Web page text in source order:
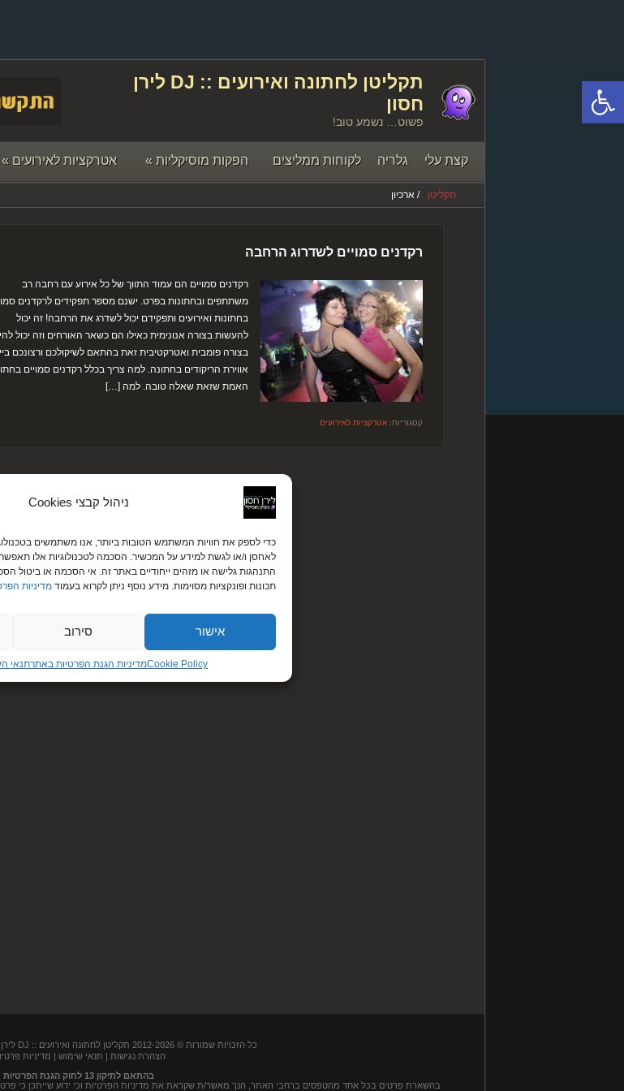
פתח סרגל נגישות
ניהול קבצי Cookies
לאחסן ו/או לגשת למידע על המכשיר. הסכמה לטכנולוגיות אלו תאפשר
התנהגות גלישה או מזהים ייחודיים באתר זה. אי הסכמה או ביטול
תכונות ופונקציות מסוימות. מידע נוסף ניתן לקרוא בעמודמדיניות
אישור סירוב
Cookie Policyמדיניות הגנת הפרטיות באתר​תנאי
תקליטן לחתונה ואירועים :: DJ לירן
חסון
פשוט… נשמע טוב!
קצת עלי גלריה לקוחות ממליצים הפקות מוסיקליות » אטרקציות לאירועים »
יצירת קשר
תקליטן / ארכיון
רקדנים סמויים לשדרוג הרחבה
רקדנים סמויים הם עמוד התווך של כל אירוע עם רחבה רב
משתתפים ובחתונות בפרט. ישנם מספר תפקידים לרקדנים
בחתונות ואירועים ותפקידם יכול לשדרג את הרחבה! זה יכול
להעשות בצורה אנונימית כאילו הם כשאר האורחים וזה יכול
בצורה פומבית ואטרקטיבית זאת בהתאם לשיקולכם ורצונכם
אווירת הריקודים בחתונה. למה צריך בכלל רקדנים סמויים
האמת שזאת שאלה טובה. למה […]
קטגוריות: אטרקציות לאירועים
כל הזכויות שמורות © 2012-2026 תקליטן לחתונה ואירועים :: DJ לירן חסון
הצהרת נגישות | תנאי שימוש | מדיניות
בהתאם לתיקון 13 לחוק הגנת הפרטיות
בהשארת פרטים בכל אחד מהטפסים ברחבי האתר, הנך מאשר/ת שקראת את מדיניות הפרטיות וכי ידוע שייתכן כי